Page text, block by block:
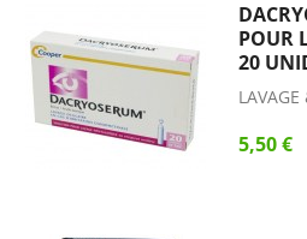
POUR
20
5,50 €